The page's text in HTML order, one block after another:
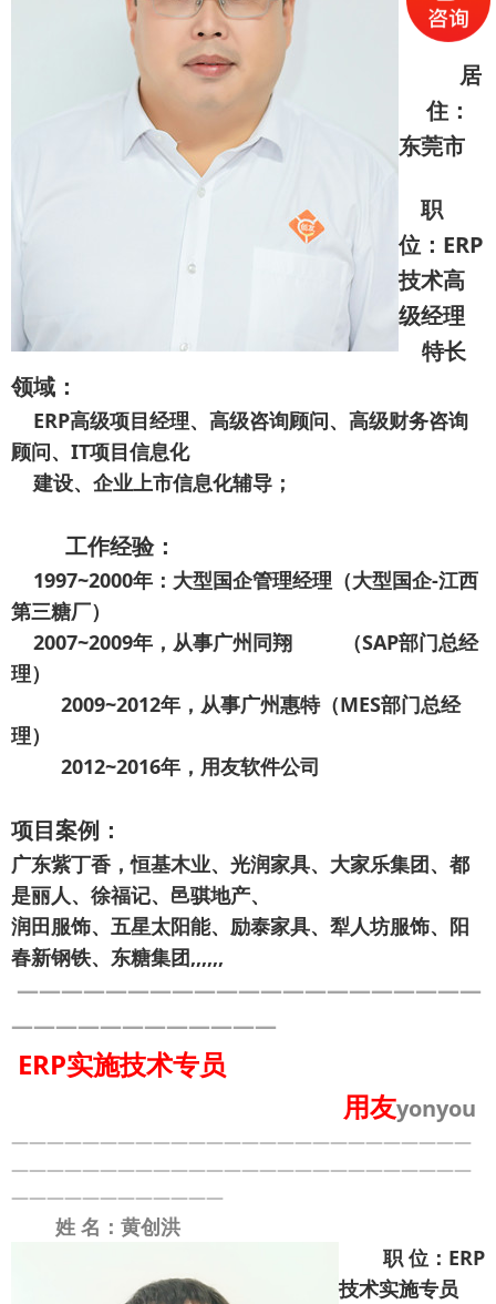
居
住：
东莞市
职
位：ERP
技术高
级经理
特长
领域：
ERP高级项目经理、高级咨询顾问、高级财务咨询
顾问、IT项目信息化
建设、企业上市信息化辅导；
工作经验：
1997~2000年：大型国企管理经理（大型国企-江西
第三糖厂）
2007~2009年，从事广州同翔 （SAP部门总经
理）
2009~2012年，从事广州惠特（MES部门总经
理）
2012~2016年，用友软件公司
项目案例：
广东紫丁香，恒基木业、光润家具、大家乐集团、都
是丽人、徐福记、邑骐地产、
润田服饰、五星太阳能、励泰家具、犁人坊服饰、阳
春新钢铁、东糖集团,,,,,,
—————————————————————
————————————
ERP实施技术专员
用友yonyou
——————————————————————————
——————————————————————————
————————————
姓 名：黄创洪
职 位：ERP
技术实施专员